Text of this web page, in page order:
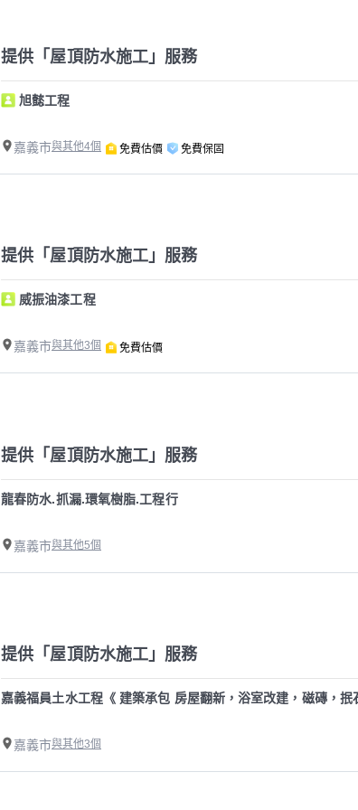
提供「屋頂防水施工」服務
旭懿工程
嘉義市與其他4個 免費估價 免費保固
提供「屋頂防水施工」服務
威振油漆工程
嘉義市與其他3個 免費估價
提供「屋頂防水施工」服務
龍春防水.抓漏.環氧樹脂.工程行
嘉義市與其他5個
提供「屋頂防水施工」服務
嘉義福員土水工程《 建築承包 房屋翻新，浴室改建，磁磚，抿
嘉義市與其他3個